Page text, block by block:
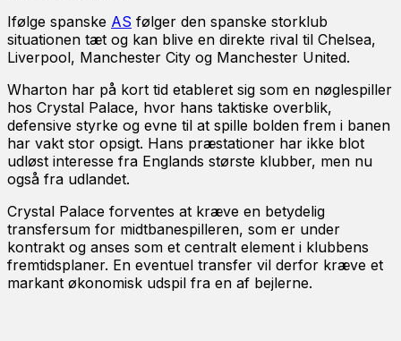
Ifølge spanske AS følger den spanske storklub
situationen tæt og kan blive en direkte rival til Chelsea,
Liverpool, Manchester City og Manchester United.
Wharton har på kort tid etableret sig som en nøglespiller
hos Crystal Palace, hvor hans taktiske overblik,
defensive styrke og evne til at spille bolden frem i banen
har vakt stor opsigt. Hans præstationer har ikke blot
udløst interesse fra Englands største klubber, men nu
også fra udlandet.
Crystal Palace forventes at kræve en betydelig
transfersum for midtbanespilleren, som er under
kontrakt og anses som et centralt element i klubbens
fremtidsplaner. En eventuel transfer vil derfor kræve et
markant økonomisk udspil fra en af bejlerne.